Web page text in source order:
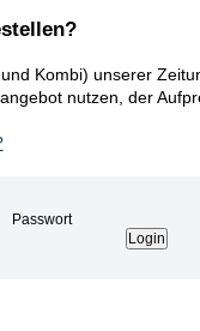
Kombi) unserer
nutzen, der
Passwort